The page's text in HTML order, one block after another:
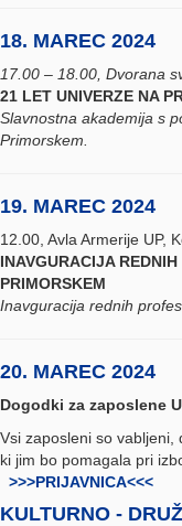
18. MAREC 2024
17.00 – 18.00, Dvorana
21 LET UNIVERZE NA
Slavnostna akademija s
Primorskem.
19. MAREC 2024
12.00, Avla Armerije UP,
INAVGURACIJA
PRIMORSKEM
Inavguracija rednih
20. MAREC 2024
Dogodki za zaposlene
Vsi zaposleni so vabljeni,
ki jim bo pomagala pri
>>>PRIJAVNICA<<<
KULTURNO -